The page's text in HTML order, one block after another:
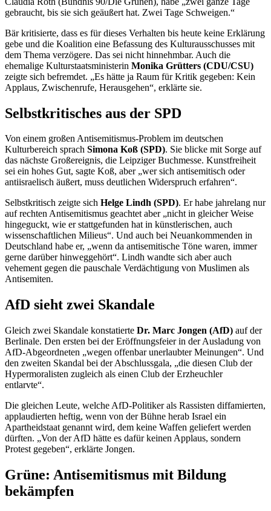
gebraucht, bis sie sich geäußert hat. Zwei Tage Schweigen.“
Bär kritisierte, dass es für dieses Verhalten bis heute keine Erklärung
gebe und die Koalition eine Befassung des Kulturausschusses mit
dem Thema verzögere. Das sei nicht hinnehmbar. Auch die
ehemalige Kulturstaatsministerin Monika Grütters (CDU/CSU)
zeigte sich befremdet. „Es hätte ja Raum für Kritik gegeben: Kein
Applaus, Zwischenrufe, Herausgehen“, erklärte sie.
Selbstkritisches aus der SPD
Von einem großen Antisemitismus-Problem im deutschen
Kulturbereich sprach Simona Koß (SPD). Sie blicke mit Sorge auf
das nächste Großereignis, die Leipziger Buchmesse. Kunstfreiheit
sei ein hohes Gut, sagte Koß, aber „wer sich antisemitisch oder
antiisraelisch äußert, muss deutlichen Widerspruch erfahren“.
Selbstkritisch zeigte sich Helge Lindh (SPD). Er habe jahrelang nur
auf rechten Antisemitismus geachtet aber „nicht in gleicher Weise
hingeguckt, wie er stattgefunden hat in künstlerischen, auch
wissenschaftlichen Milieus“. Und auch bei Neuankommenden in
Deutschland habe er, „wenn da antisemitische Töne waren, immer
gerne darüber hinweggehört“. Lindh wandte sich aber auch
vehement gegen die pauschale Verdächtigung von Muslimen als
Antisemiten.
AfD sieht zwei Skandale
Gleich zwei Skandale konstatierte Dr. Marc Jongen (AfD) auf der
Berlinale. Den ersten bei der Eröffnungsfeier in der Ausladung von
AfD-Abgeordneten „wegen offenbar unerlaubter Meinungen“. Und
den zweiten Skandal bei der Abschlussgala, „die diesen Club der
Hypermoralisten zugleich als einen Club der Erzheuchler
entlarvte“.
Die gleichen Leute, welche AfD-Politiker als Rassisten diffamierten,
applaudierten heftig, wenn von der Bühne herab Israel ein
Apartheidstaat genannt wird, dem keine Waffen geliefert werden
dürften. „Von der AfD hätte es dafür keinen Applaus, sondern
Protest gegeben“, erklärte Jongen.
Grüne: Antisemitismus mit Bildung
bekämpfen